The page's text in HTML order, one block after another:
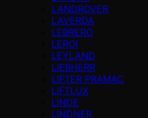
LANDROVER
LAVERDA
LEBRERO
LEROI
LEYLAND
LIEBHERR
LIFTER PRAMAC
LIFTLUX
LINDE
LINDNER